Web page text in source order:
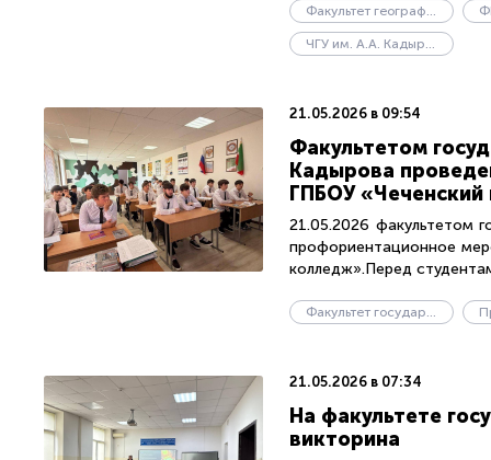
Факультет географии и геоэкологии
ЧГУ им. А.А. Кадырова
21.05.2026 в 09:54
Факультетом
Кадырова
ГПБОУ
21.05.2026 факультетом
профориентационное
колледж».Перед
Факультет государственного управления
21.05.2026 в 07:34
На факультете
викторина